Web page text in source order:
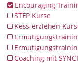
Encouraging-
STEP Kurse
Kess-erziehen
Coaching mit